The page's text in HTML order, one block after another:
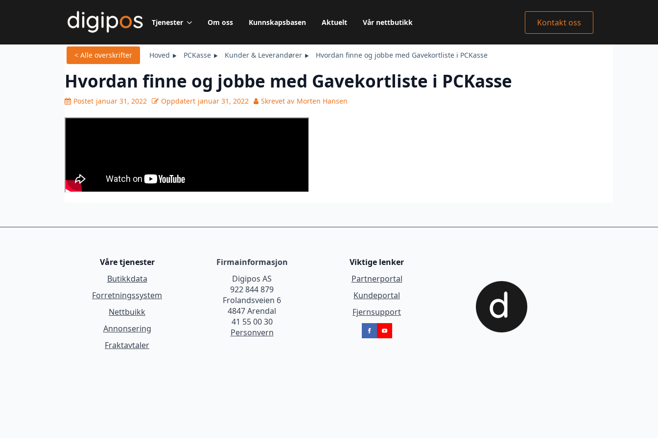
Tjenester Om oss Kunnskapsbasen Aktuelt Vår nettbutikk Kontakt oss
< Alle overskrifter Hoved PCKasse Kunder & Leverandører Hvordan finne og jobbe med Gavekortliste i PCKasse
Hvordan finne og jobbe med Gavekortliste i PCKasse
Postet januar 31, 2022 Oppdatert januar 31, 2022 Skrevet av Morten Hansen
Våre tjenester
Butikkdata
Forretningssystem
Nettbuikk
Annonsering
Fraktavtaler
Firmainformasjon
Digipos AS
922 844 879
Frolandsveien 6
4847 Arendal
41 55 00 30
Personvern
Viktige lenker
Partnerportal
Kundeportal
Fjernsupport